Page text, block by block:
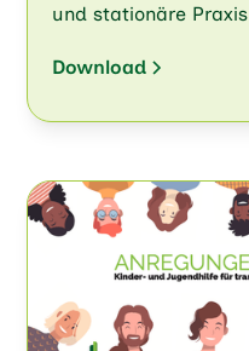
und stationäre Praxis
Download